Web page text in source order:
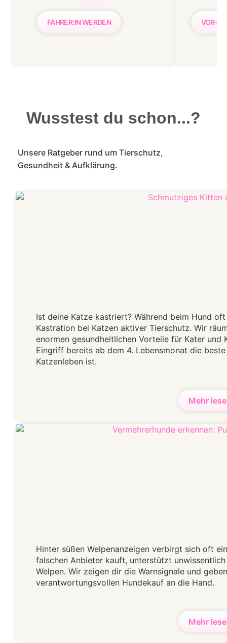
FAHRER:IN WERDEN VOR- &
Wusstest du schon...?
Unsere Ratgeber rund um Tierschutz,
Gesundheit & Aufklärung.
Ist deine Katze kastriert? Während beim Hund
Kastration bei Katzen aktiver Tierschutz. Wir
enormen gesundheitlichen Vorteile für Kater und
Eingriff bereits ab dem 4. Lebensmonat die
Katzenleben ist.
Mehr
Hinter süßen Welpenanzeigen verbirgt sich oft
falschen Anbieter kauft, unterstützt
Welpen. Wir zeigen dir die Warnsignale und
verantwortungsvollen Hundekauf an die Hand.
Mehr